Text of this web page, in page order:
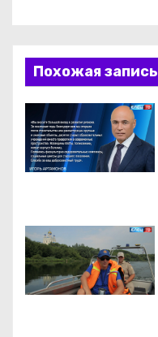
Похожая запись